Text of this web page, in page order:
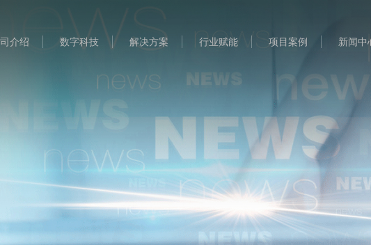
介绍 数字科技 解决方案 行业赋能 项目案例 新闻中